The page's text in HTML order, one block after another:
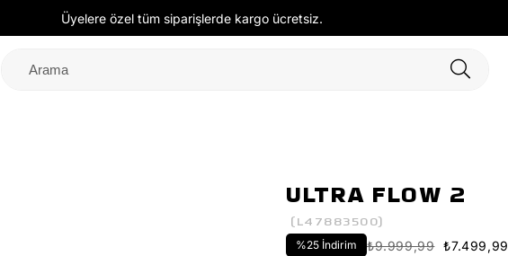
Üyelere özel tüm siparişlerde kargo ücretsiz.
ULTRA FLOW 2
(L47883500)
%25 İndirim ₺9.999,99 ₺7.499,99